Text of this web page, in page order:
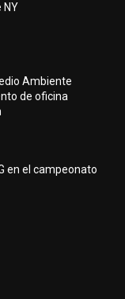
NY
Ambiente
de oficina
en el campeonato